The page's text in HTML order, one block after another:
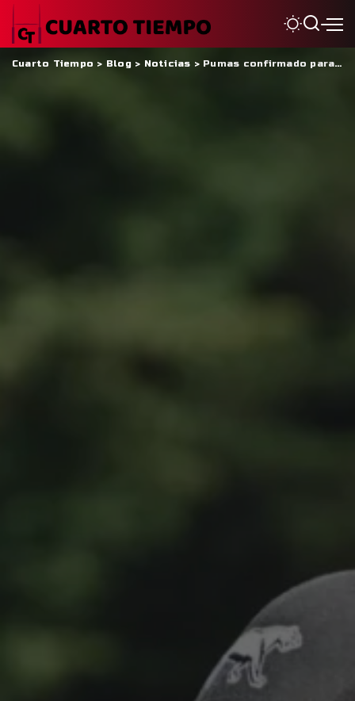
Cuarto Tiempo > Blog > Noticias > Pumas confirmado para el duelo histórico contra los British & Irish Lions